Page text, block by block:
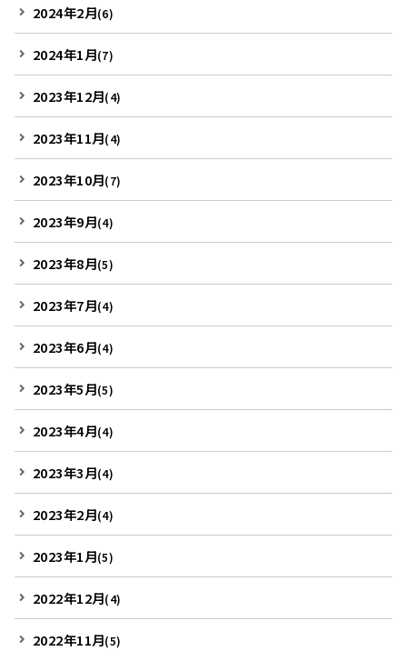
2024年2月(6)
2024年1月(7)
2023年12月(4)
2023年11月(4)
2023年10月(7)
2023年9月(4)
2023年8月(5)
2023年7月(4)
2023年6月(4)
2023年5月(5)
2023年4月(4)
2023年3月(4)
2023年2月(4)
2023年1月(5)
2022年12月(4)
2022年11月(5)